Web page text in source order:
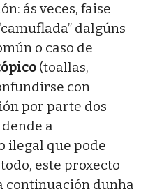
ás veces, faise
dalgúns
o caso de
(toallas,
con
por parte dos
a
ilegal que pode
este proxecto
continuación dunha